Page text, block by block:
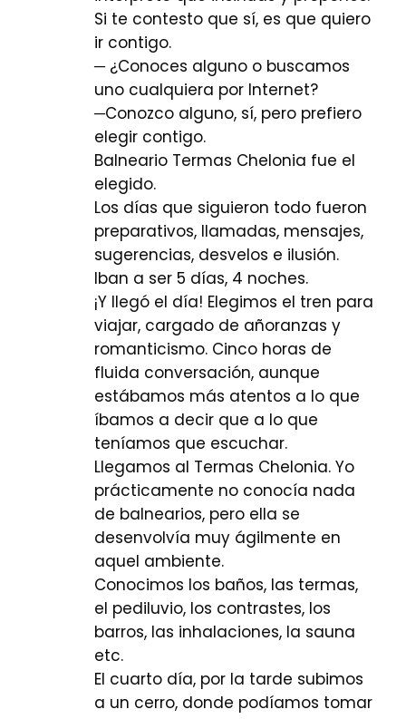
Si te contesto que sí, es que quiero
ir contigo.
─ ¿Conoces alguno o buscamos
uno cualquiera por Internet?
─Conozco alguno, sí, pero prefiero
elegir contigo.
Balneario Termas Chelonia fue el
elegido.
Los días que siguieron todo fueron
preparativos, llamadas, mensajes,
sugerencias, desvelos e ilusión.
Iban a ser 5 días, 4 noches.
¡Y llegó el día! Elegimos el tren para
viajar, cargado de añoranzas y
romanticismo. Cinco horas de
fluida conversación, aunque
estábamos más atentos a lo que
íbamos a decir que a lo que
teníamos que escuchar.
Llegamos al Termas Chelonia. Yo
prácticamente no conocía nada
de balnearios, pero ella se
desenvolvía muy ágilmente en
aquel ambiente.
Conocimos los baños, las termas,
el pediluvio, los contrastes, los
barros, las inhalaciones, la sauna
etc.
El cuarto día, por la tarde subimos
a un cerro, donde podíamos tomar